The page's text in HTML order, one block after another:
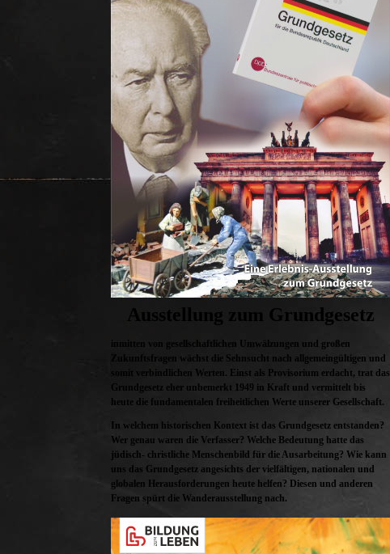
Ausstellung zum Grundgesetz
inmitten von gesellschaftlichen Umwälzungen und großen
Zukunftsfragen wächst die Sehnsucht nach allgemeingültigen und
somit verbindlichen Werten. Einst als Provisorium erdacht, trat das
Grundgesetz eher unbemerkt 1949 in Kraft und vermittelt bis
heute die fundamentalen freiheitlichen Werte unserer Gesellschaft.
In welchem historischen Kontext ist das Grundgesetz entstanden?
Wer genau waren die Verfasser? Welche Bedeutung hatte das
jüdisch- christliche Menschenbild für die Ausarbeitung? Wie kann
uns das Grundgesetz angesichts der vielfältigen, nationalen und
globalen Herausforderungen heute helfen? Diesen und anderen
Fragen spürt die Wanderausstellung nach.